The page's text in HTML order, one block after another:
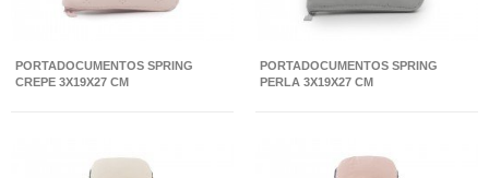
PORTADOCUMENTOS SPRING
CREPE 3X19X27 CM
PORTADOCUMENTOS SPRING
PERLA 3X19X27 CM